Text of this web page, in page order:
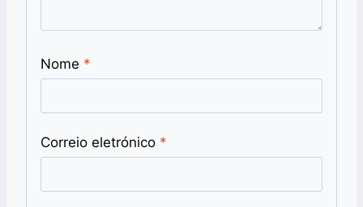
Nome *
Correio eletrónico *